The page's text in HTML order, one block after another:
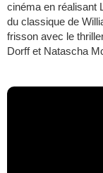
cinéma en réalisant
du classique de
frisson avec le
Dorff et Natascha